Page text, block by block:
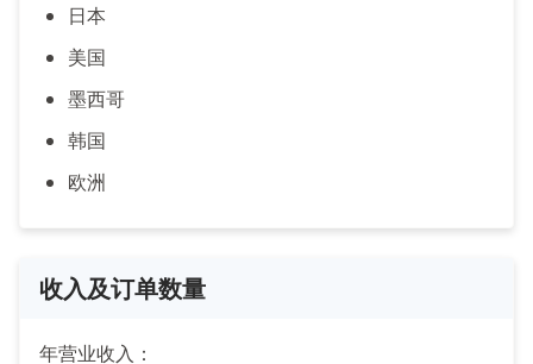
日本
美国
墨西哥
韩国
欧洲
收入及订单数量
年营业收入：